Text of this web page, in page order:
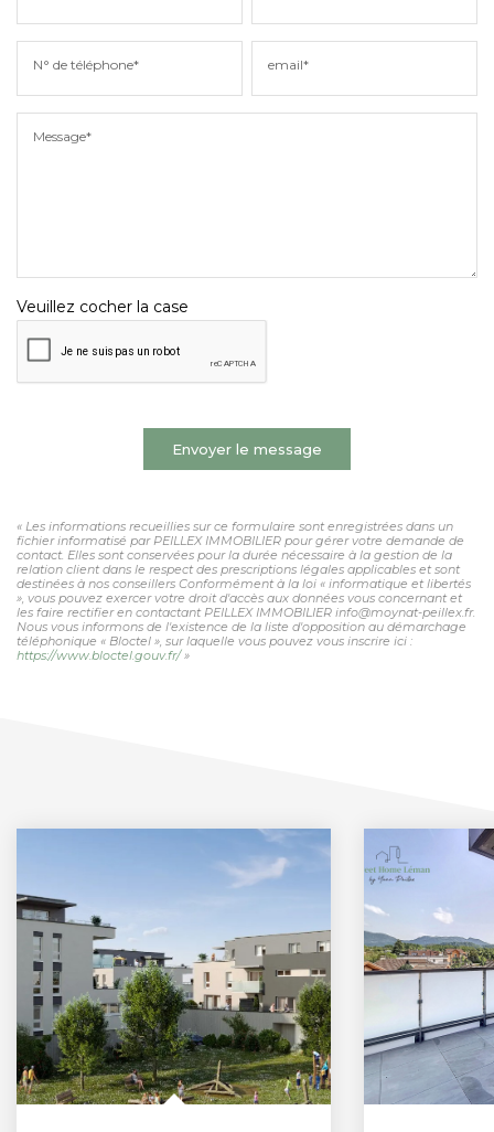
N° de téléphone* email*
Message*
Veuillez cocher la case
Envoyer le message
« Les informations recueillies sur ce formulaire sont enregistrées dans un
fichier informatisé par PEILLEX IMMOBILIER pour gérer votre demande de
contact. Elles sont conservées pour la durée nécessaire à la gestion de la
relation client dans le respect des prescriptions légales applicables et sont
destinées à nos conseillers Conformément à la loi « informatique et libertés
», vous pouvez exercer votre droit d'accès aux données vous concernant et
les faire rectifier en contactant PEILLEX IMMOBILIER info@moynat-peillex.fr.
Nous vous informons de l'existence de la liste d'opposition au démarchage
téléphonique « Bloctel », sur laquelle vous pouvez vous inscrire ici :
https://www.bloctel.gouv.fr/»